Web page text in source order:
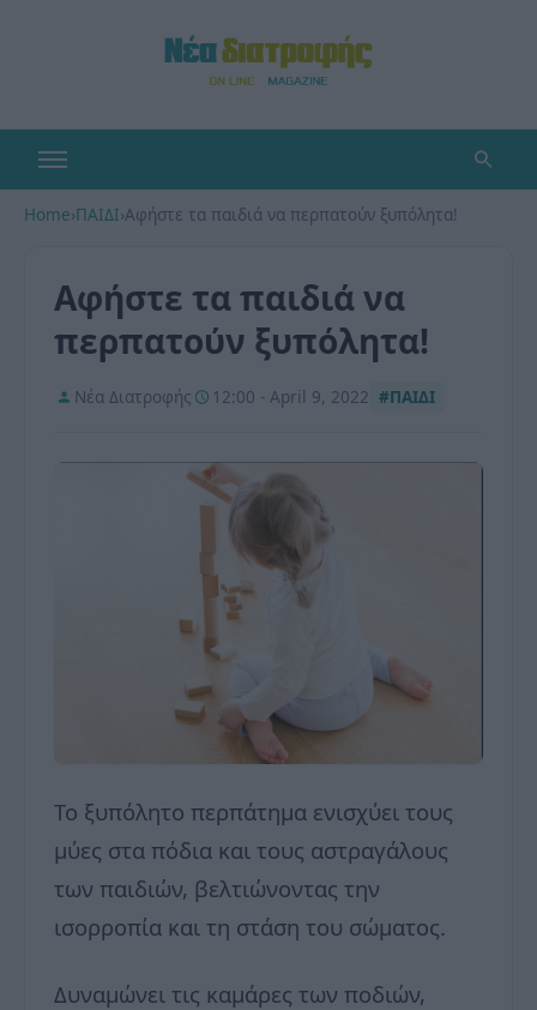
Home›ΠΑΙΔΙ›Αφήστε τα παιδιά να περπατούν ξυπόλητα!
Αφήστε τα παιδιά να
περπατούν ξυπόλητα!
Νέα Διατροφής 12:00 - April 9, 2022 #ΠΑΙΔΙ
Το ξυπόλητο περπάτημα ενισχύει τους
μύες στα πόδια και τους αστραγάλους
των παιδιών, βελτιώνοντας την
ισορροπία και τη στάση του σώματος.
Δυναμώνει τις καμάρες των ποδιών,